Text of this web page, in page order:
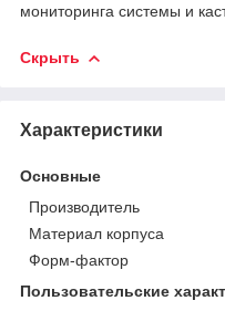
мониторинга системы и
Скрыть
Характеристики
Основные
Производитель
Материал корпуса
Форм-фактор
Пользовательские